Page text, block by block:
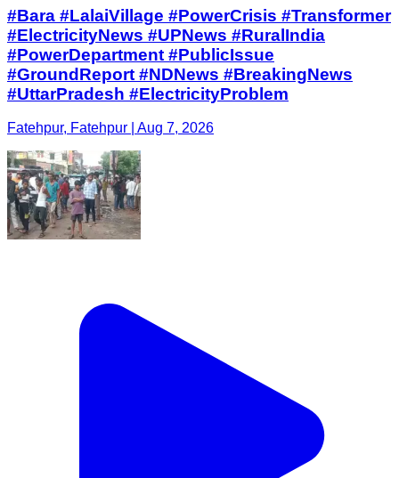
#Bara #LalaiVillage #PowerCrisis #Transformer
#ElectricityNews #UPNews #RuralIndia
#PowerDepartment #PublicIssue
#GroundReport #NDNews #BreakingNews
#UttarPradesh #ElectricityProblem
Fatehpur, Fatehpur | Aug 7, 2026